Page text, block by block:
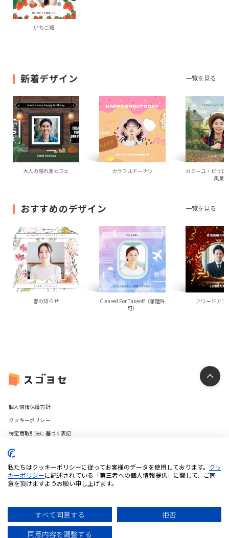
いちご畑
新着デザイン 一覧を見る
大人の隠れ家カフェ カラフルドーナツ
カミーユ・ピサロ
風景
おすすめのデザイン 一覧を見る
春の知らせ
Cleared For Takeoff（離陸許
可）
アワードアワ
個人情報保護方針
クッキーポリシー
特定商取引法に基づく表記
推奨環境について
私たちはクッキーポリシーに従ってお客様のデータを使用しております。 クッ
キーポリシーに記述されている「第三者への個人情報提供」に関して、ご同
意を頂けますようお願い申し上げます。
すべて同意する
拒否
同意内容を調整する